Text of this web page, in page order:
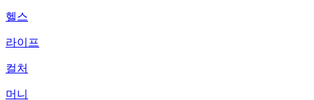
헬스
라이프
컬처
머니